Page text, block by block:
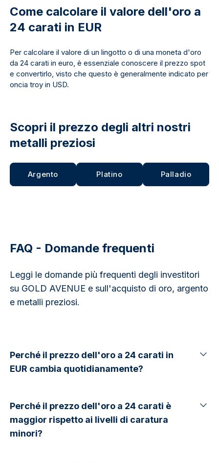
Come calcolare il valore dell'oro a
24 carati in EUR
Per calcolare il valore di un lingotto o di una moneta d'oro
da 24 carati in euro, è essenziale conoscere il prezzo spot
e convertirlo, visto che questo è generalmente indicato per
oncia troy in USD.
Scopri il prezzo degli altri nostri
metalli preziosi
Argento Platino Palladio
FAQ - Domande frequenti
Leggi le domande più frequenti degli investitori
su GOLD AVENUE e sull'acquisto di oro, argento
e metalli preziosi.
Perché il prezzo dell'oro a 24 carati in
EUR cambia quotidianamente?
Perché il prezzo dell'oro a 24 carati è
maggior rispetto ai livelli di caratura
minori?